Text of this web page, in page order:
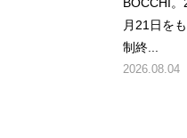
月21日を
制終...
2026.08.04